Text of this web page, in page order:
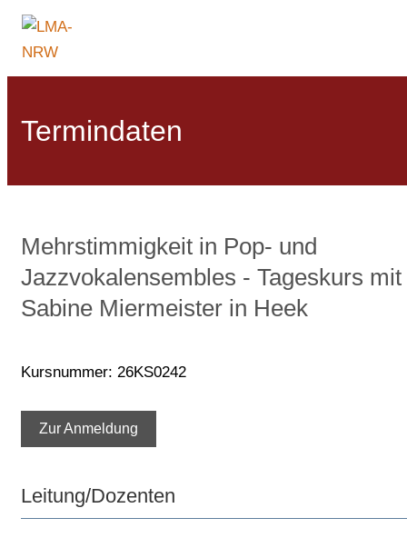
Termindaten
Mehrstimmigkeit in Pop- und
Jazzvokalensembles - Tageskurs mit
Sabine Miermeister in Heek
Kursnummer: 26KS0242
Zur Anmeldung
Leitung/Dozenten